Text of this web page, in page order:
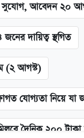
সুযোগ, আবেদন ২০
দায়িত্ব স্থগিত
(২ আগস্ট)
যোগ্যতা নিয়ে যা
দৈনিক ২০০ টাকা